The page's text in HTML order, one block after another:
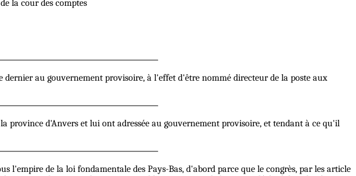
la cour des comptes
dernier au gouvernement provisoire, à l'effet d'être nommé directeur de la poste aux
province d'Anvers et lui ont adressée au gouvernement provisoire, et tendant à ce qu'il
l'empire de la loi fondamentale des Pays-Bas, d'abord parce que le congrès, par les article